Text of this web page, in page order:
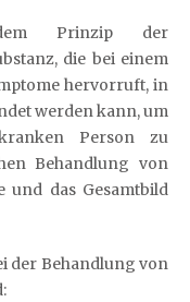
Prinzip der
die bei einem
hervorruft, in
werden kann, um
Person zu
Behandlung von
und das Gesamtbild
der Behandlung von